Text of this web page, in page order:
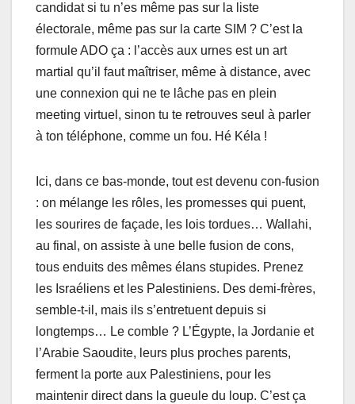
candidat si tu n’es même pas sur la liste
électorale, même pas sur la carte SIM ? C’est la
formule ADO ça : l’accès aux urnes est un art
martial qu’il faut maîtriser, même à distance, avec
une connexion qui ne te lâche pas en plein
meeting virtuel, sinon tu te retrouves seul à parler
à ton téléphone, comme un fou. Hé Kéla !
Ici, dans ce bas-monde, tout est devenu con-fusion
: on mélange les rôles, les promesses qui puent,
les sourires de façade, les lois tordues… Wallahi,
au final, on assiste à une belle fusion de cons,
tous enduits des mêmes élans stupides. Prenez
les Israéliens et les Palestiniens. Des demi-frères,
semble-t-il, mais ils s’entretuent depuis si
longtemps… Le comble ? L’Égypte, la Jordanie et
l’Arabie Saoudite, leurs plus proches parents,
ferment la porte aux Palestiniens, pour les
maintenir direct dans la gueule du loup. C’est ça